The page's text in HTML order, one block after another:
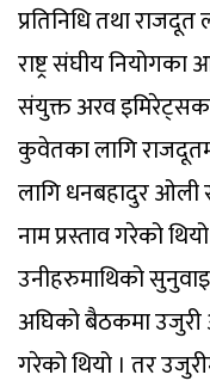
प्रतिनिधि तथा
राष्ट्र संघीय नियोगका
संयुक्त अरव इमिरेट्सका
कुवेतका लागि
लागि धनबहादुर ओली
नाम प्रस्ताव गरेको
उनीहरुमाथिको
अघिको बैठकमा उजुरी
गरेको थियो । तर